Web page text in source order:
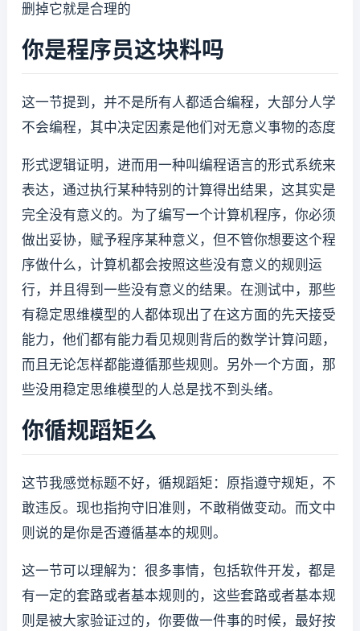
删掉它就是合理的
你是程序员这块料吗
这一节提到，并不是所有人都适合编程，大部分人学
不会编程，其中决定因素是他们对无意义事物的态度
形式逻辑证明，进而用一种叫编程语言的形式系统来
表达，通过执行某种特别的计算得出结果，这其实是
完全没有意义的。为了编写一个计算机程序，你必须
做出妥协，赋予程序某种意义，但不管你想要这个程
序做什么，计算机都会按照这些没有意义的规则运
行，并且得到一些没有意义的结果。在测试中，那些
有稳定思维模型的人都体现出了在这方面的先天接受
能力，他们都有能力看见规则背后的数学计算问题，
而且无论怎样都能遵循那些规则。另外一个方面，那
些没用稳定思维模型的人总是找不到头绪。
你循规蹈矩么
这节我感觉标题不好，循规蹈矩：原指遵守规矩，不
敢违反。现也指拘守旧准则，不敢稍做变动。而文中
则说的是你是否遵循基本的规则。
这一节可以理解为：很多事情，包括软件开发，都是
有一定的套路或者基本规则的，这些套路或者基本规
则是被大家验证过的，你要做一件事的时候，最好按